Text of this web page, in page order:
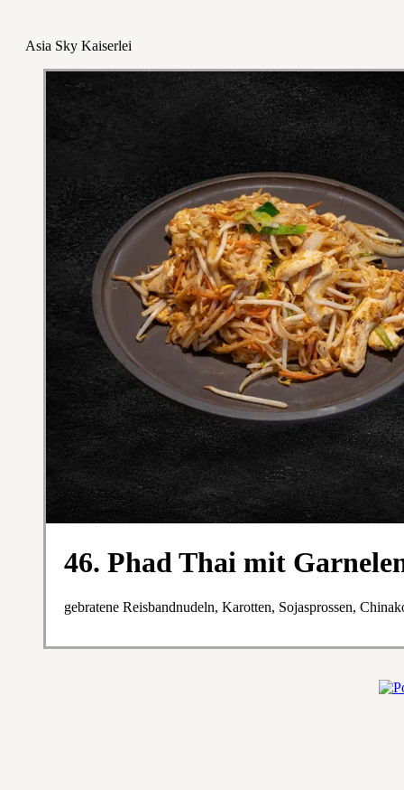
Asia Sky Kaiserlei
46. Phad Thai mit
gebratene Reisbandnudeln, Karotten, Sojasprossen,